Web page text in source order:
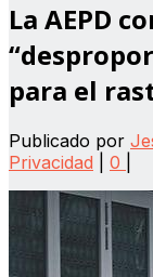
La AEPD
para el
Publicado por
Privacidad
0